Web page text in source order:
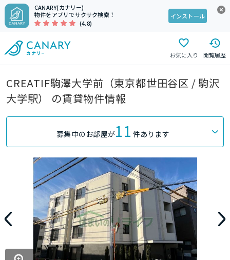
CANARY(カナリー)
物件をアプリでサクサク検索！
(4.8)
インストール
お気に入り 閲覧履歴
CREATIF駒澤大学前（東京都世田谷区 / 駒沢
大学駅） の賃貸物件情報
募集中のお部屋が11 件あります